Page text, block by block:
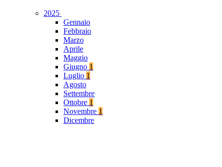
2025
Gennaio
Febbraio
Marzo
Aprile
Maggio
Giugno 1
Luglio 1
Agosto
Settembre
Ottobre 1
Novembre 1
Dicembre